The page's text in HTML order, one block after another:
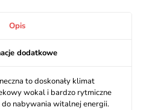
Opis
dodatkowe
to doskonały klimat
wokal i bardzo rytmiczne
nabywania witalnej energii.